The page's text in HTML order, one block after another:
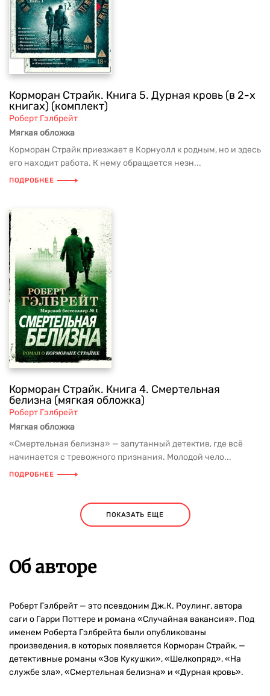
Корморан Страйк. Книга 5. Дурная кровь (в 2-х
книгах) (комплект)
Роберт Гэлбрейт
Мягкая обложка
Корморан Страйк приезжает в Корнуолл к родным, но и здесь
его находит работа. К нему обращается незн...
ПОДРОБНЕЕ
Корморан Страйк. Книга 4. Смертельная
белизна (мягкая обложка)
Роберт Гэлбрейт
Мягкая обложка
«Смертельная белизна» — запутанный детектив, где всё
начинается с тревожного признания. Молодой чело...
ПОДРОБНЕЕ
ПОКАЗАТЬ ЕЩЕ
Об авторе
Роберт Гэлбрейт — это псевдоним Дж.К. Роулинг, автора
саги о Гарри Поттере и романа «Случайная вакансия». Под
именем Роберта Гэлбрейта были опубликованы
произведения, в которых появляется Корморан Страйк, —
детективные романы «Зов Кукушки», «Шелкопряд», «На
службе зла», «Смертельная белизна» и «Дурная кровь».